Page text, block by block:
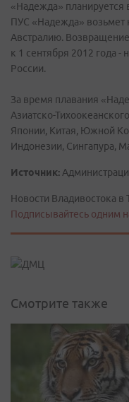
«Надежда» планируется
ПУС «Надежда» возьмет
Австралию. Возвращение
к 1 сентября 2012 года -
России.
За время плавания
Азиатско-
Японии, Китая, Южной
Индонезии, Сингапура,
Источник:
Новости Владивостока в
Подписывайтесь одним
Смотрите также